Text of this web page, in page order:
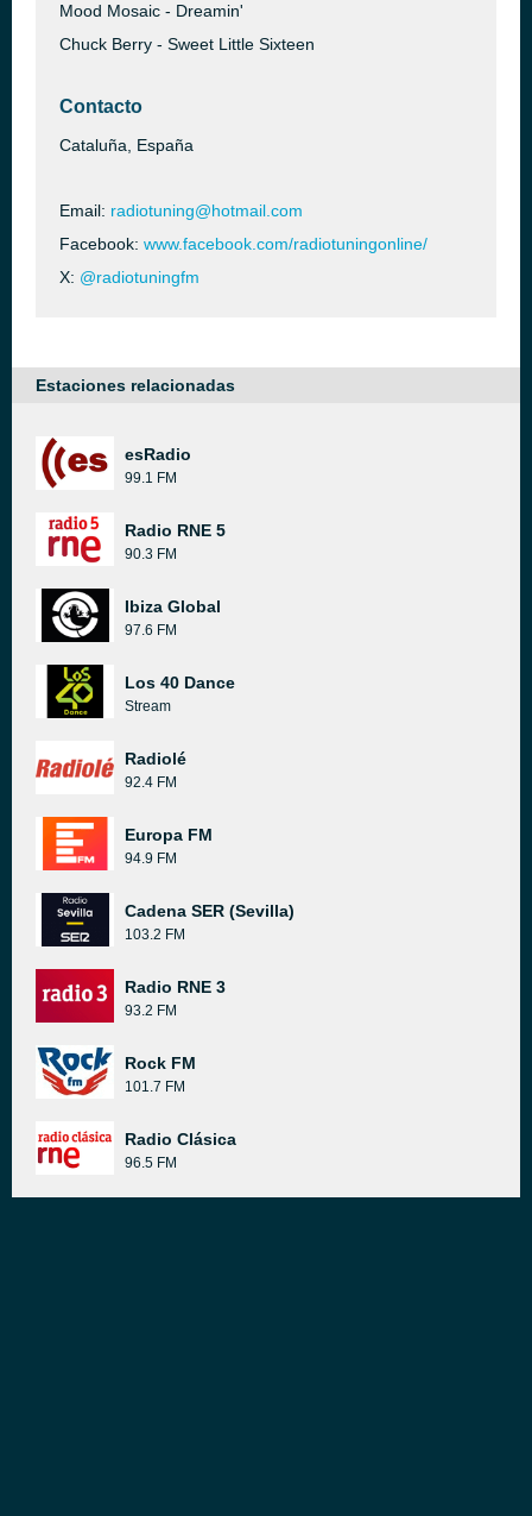
Mood Mosaic - Dreamin'
Chuck Berry - Sweet Little Sixteen
Contacto
Cataluña, España
Email: radiotuning@hotmail.com
Facebook: www.facebook.com/radiotuningonline/
X: @radiotuningfm
Estaciones relacionadas
esRadio
99.1 FM
Radio RNE 5
90.3 FM
Ibiza Global
97.6 FM
Los 40 Dance
Stream
Radiolé
92.4 FM
Europa FM
94.9 FM
Cadena SER (Sevilla)
103.2 FM
Radio RNE 3
93.2 FM
Rock FM
101.7 FM
Radio Clásica
96.5 FM